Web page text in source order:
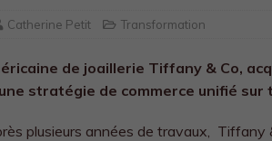
Catherine Petit Transformation
de joaillerie Tiffany & Co,
stratégie de commerce unifié sur
plusieurs années de travaux,